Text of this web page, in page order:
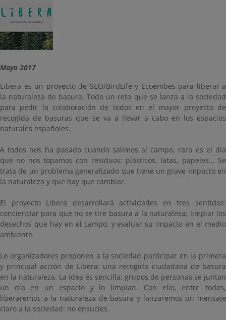
Mayo 2017
Libera es un proyecto de SEO/BirdLife y Ecoembes para liberar a
la naturaleza de basura. Todo un reto que se lanza a la sociedad
para pedir la colaboración de todos en el mayor proyecto de
recogida de basuras que se va a llevar a cabo en los espacios
naturales españoles.
A todos nos ha pasado cuando salimos al campo, raro es el día
que no nos topamos con residuos: plásticos, latas, papeles... Se
trata de un problema generalizado que tiene un grave impacto en
la naturaleza y que hay que cambiar.
El proyecto Libera desarrollará actividades en tres sentidos:
concienciar para que no se tire basura a la naturaleza; limpiar los
desechos que hay en el campo; y evaluar su impacto en el medio
ambiente.
Lo organizadores proponen a la sociedad participar en la primera
y principal acción de Libera: una recogida ciudadana de basura
en la naturaleza. La idea es sencilla: grupos de personas se juntan
un día en un espacio y lo limpian. Con ello, entre todos,
liberaremos a la naturaleza de basura y lanzaremos un mensaje
claro a la sociedad: no ensucies.